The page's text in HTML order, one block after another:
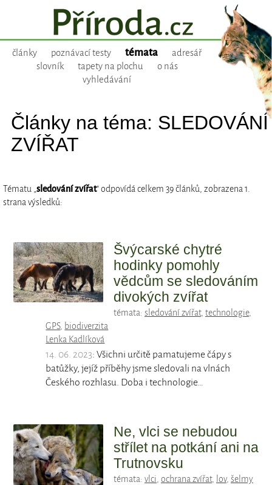
články poznávací testy témata
adresář
slovník
tapety na plochu
o nás
vyhledávání
Články na téma: SLEDOVÁNÍ
ZVÍŘAT
Tématu „sledování zvířat“ odpovídá celkem 39 článků, zobrazena 1.
strana výsledků:
Švýcarské chytré
hodinky pomohly
vědcům se sledováním
divokých zvířat
témata: sledování zvířat, technologie,
GPS, biodiverzita
Lenka Kadlíková
14. 06. 2023: Všichni určitě pamatujeme čápy s
batůžky, jejíž příběhy jsme sledovali na vlnách
Českého rozhlasu. Doba i technologie…
Ne, vlci se nebudou
střílet na potkání ani na
Trutnovsku
témata: vlci, ochrana zvířat, lov, šelmy